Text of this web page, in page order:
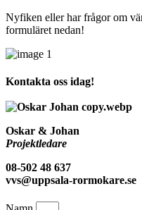
Nyfiken eller har frågor om
formuläret nedan!
Kontakta oss idag!
Oskar & Johan
Projektledare
08-502 48 637
vvs@uppsala-rormokare.se